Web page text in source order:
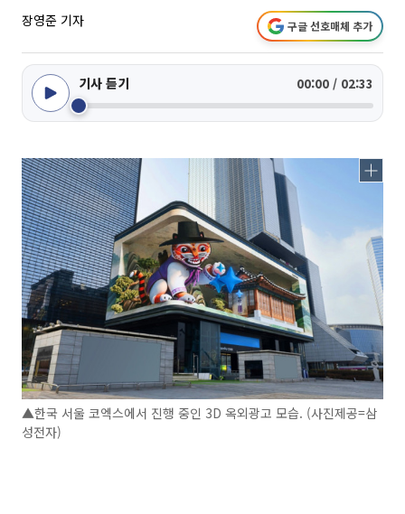
장영준 기자 구글 선호매체 추가
기사 듣기 00:00 / 02:33
▲한국 서울 코엑스에서 진행 중인 3D 옥외광고 모습. (사진제공=삼
성전자)